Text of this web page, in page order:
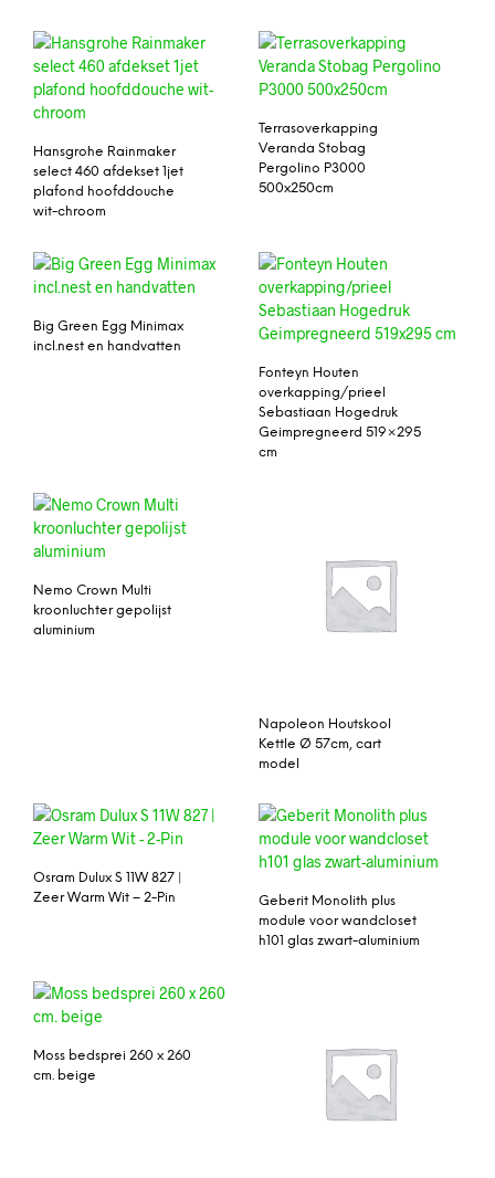
Hansgrohe Rainmaker
select 460 afdekset 1jet
plafond hoofddouche
wit-chroom
Terrasoverkapping
Veranda Stobag
Pergolino P3000
500x250cm
Big Green Egg Minimax
incl.nest en handvatten
Fonteyn Houten
overkapping/prieel
Sebastiaan Hogedruk
Geimpregneerd 519×295
cm
Nemo Crown Multi
kroonluchter gepolijst
aluminium
Napoleon Houtskool
Kettle Ø 57cm, cart
model
Osram Dulux S 11W 827 |
Zeer Warm Wit – 2-Pin
Geberit Monolith plus
module voor wandcloset
h101 glas zwart-aluminium
Moss bedsprei 260 x 260
cm. beige